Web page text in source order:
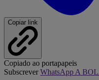
Copiar link
Copiado ao portapapeis
SubscreverWhatsApp A